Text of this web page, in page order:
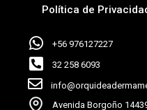
Política de
+56 976127227
32 258 6093
Avenida Borgoño